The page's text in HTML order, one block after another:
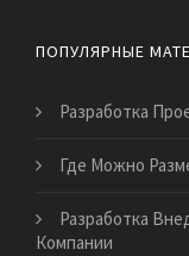
ПОПУЛЯРНЫЕ
Разработка
Где Можно
Разработка
Компании